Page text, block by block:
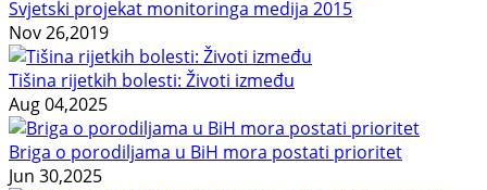
Svjetski projekat monitoringa medija 2015
Nov 26,2019
Tišina rijetkih bolesti: Životi između
Aug 04,2025
Briga o porodiljama u BiH mora postati prioritet
Jun 30,2025